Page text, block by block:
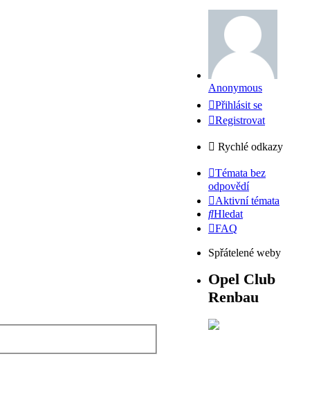
Anonymous
Přihlásit se
Registrovat
Rychlé odkazy
Témata bez
odpovědí
Aktivní témata
Hledat
FAQ
Spřátelené weby
Opel Club
Renbau